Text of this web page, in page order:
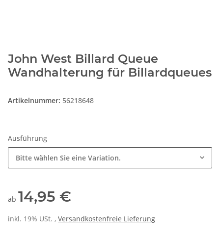
John West Billard Queue
Wandhalterung für Billardqueues
Artikelnummer: 56218648
Ausführung
Bitte wählen Sie eine Variation.
ab 14,95 €
inkl. 19% USt. , Versandkostenfreie Lieferung